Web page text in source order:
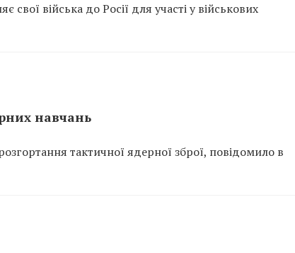
свої війська до Росії для участі у військових
навчань
тактичної ядерної зброї, повідомило в